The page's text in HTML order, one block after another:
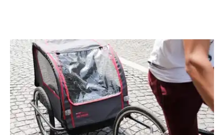
Location Materiel sport Remorque vélo
Louer une remorque à vélo ce
week-end
Location Remorque velo